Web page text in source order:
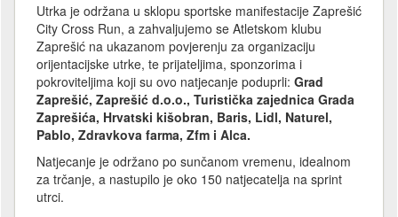
Utrka je održana u sklopu sportske manifestacije Zaprešić
City Cross Run, a zahvaljujemo se Atletskom klubu
Zaprešić na ukazanom povjerenju za organizaciju
orijentacijske utrke, te prijateljima, sponzorima i
pokroviteljima koji su ovo natjecanje poduprli: Grad
Zaprešić, Zaprešić d.o.o., Turistička zajednica Grada
Zaprešića, Hrvatski kišobran, Baris, Lidl, Naturel,
Pablo, Zdravkova farma, Zfm i Alca.
Natjecanje je održano po sunčanom vremenu, idealnom
za trčanje, a nastupilo je oko 150 natjecatelja na sprint
utrci.